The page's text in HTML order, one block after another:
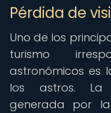
Pérdida de
Uno de los
turismo
astronómicos es
los astros. La
generada por